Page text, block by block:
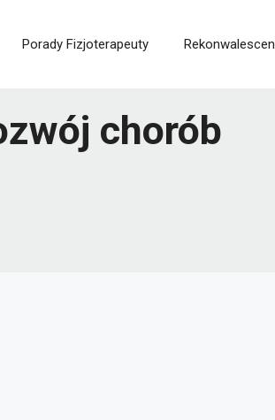
Porady Fizjoterapeuty
chorób